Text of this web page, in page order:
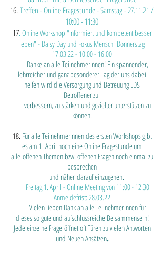
16.Treffen - Online Fragestunde - Samstag - 27.11.21 /
10:00 - 11:30
17.Online Workshop "Informiert und kompetent besser
leben" - Daisy Day und Fokus Mensch Donnerstag
17.03.22 - 10:00 - 16:00
Danke an alle TeilnehmerInnen! Ein spannender,
lehrreicher und ganz besonderer Tag der uns dabei
helfen wird die Versorgung und Betreuung EDS
Betroffener zu
verbessern, zu stärken und gezielter unterstützen zu
können.
18. Für alle TeilnehmerInnen des ersten Workshops gibt
es am 1. April noch eine Online Fragestunde um
alle offenen Themen bzw. offenen Fragen noch einmal zu
besprechen
und näher darauf einzugehen.
Freitag 1. April - Online Meeting von 11:00 - 12:30
Anmeldefrist: 28.03.22
Vielen lieben Dank an alle Teilnehmerinnen für
dieses so gute und aufschlussreiche Beisammensein!
Jede einzelne Frage öffnet oft Türen zu vielen Antworten
und Neuen Ansätzen.